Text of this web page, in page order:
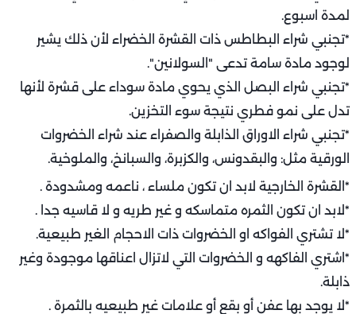
لمدة اسبوع.
*تجنبي شراء البطاطس ذات القشرة الخضراء لأن ذلك يشير
لوجود مادة سامة تدعى "السولانين".
*تجنبي شراء البصل الذي يحوي مادة سوداء على قشرة لأنها
تدل على نمو فطري نتيجة سوء التخزين.
*تجنبي شراء الاوراق الذابلة والصفراء عند شراء الخضروات
الورقية مثل: والبقدونس، والكزبرة، والسبانخ، والملوخية.
*القشرة الخارجية لابد ان تكون ملساء ، ناعمه ومشدودة .
*لابد ان تكون الثمره متماسكه و غير طريه و لا قاسيه جدا .
*لا تشتري الفواكه او الخضروات ذات الاحجام الغير طبيعية.
*اشتري الفاكهه و الخضروات التي لاتزال اعناقها موجودة وغير
ذابلة.
*لا يوجد بها عفن أو بقع أو علامات غير طبيعيه بالثمرة .